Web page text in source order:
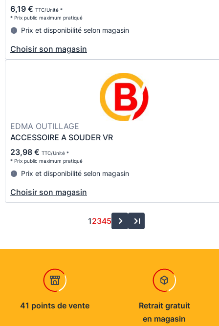
6,19 € TTC/Unité *
* Prix public maximum pratiqué
Prix et disponibilité selon magasin
Choisir son magasin
EDMA OUTILLAGE
ACCESSOIRE A SOUDER VR
23,98 € TTC/Unité *
* Prix public maximum pratiqué
Prix et disponibilité selon magasin
Choisir son magasin
12345
41 points de vente
Retrait gratuit
en magasin